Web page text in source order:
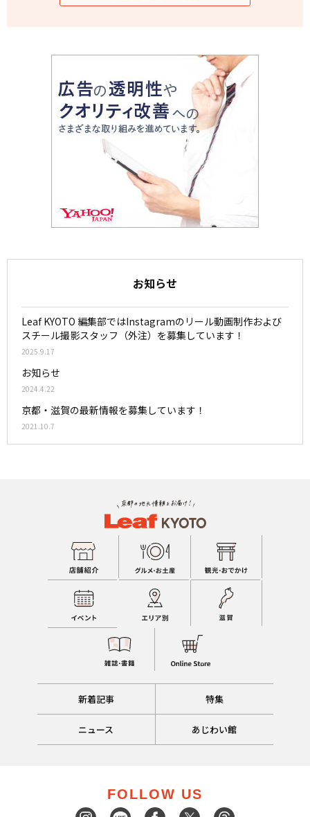
お知らせ
Leaf KYOTO 編集部ではInstagramのリール動画制作および
スチール撮影スタッフ（外注）を募集しています！
2025.9.17
お知らせ
2024.4.22
京都・滋賀の最新情報を募集しています！
2021.10.7
新着記事 特集
ニュース あじわい館
FOLLOW US